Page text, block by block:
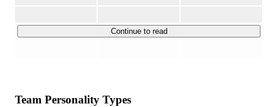
買い物や家事に費やす時間を節約できるだけでなく、
Continue to read
Team Personality Types